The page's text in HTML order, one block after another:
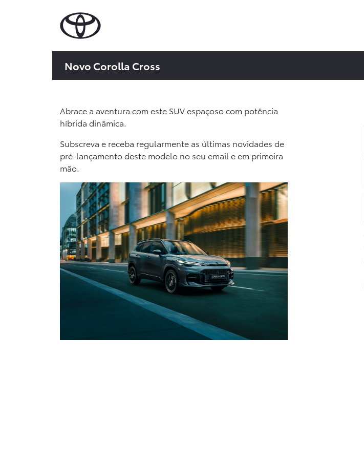
Novo Corolla Cross
Abrace a aventura com este SUV espaçoso com potência
híbrida dinâmica.
Subscreva e receba regularmente as últimas novidades de
pré-lançamento deste modelo no seu email e em primeira
mão.